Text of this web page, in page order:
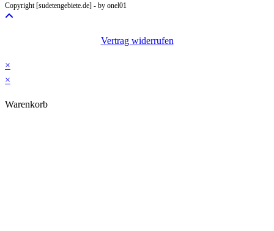
Copyright [sudetengebiete.de] - by onel01
Vertrag widerrufen
×
×
Warenkorb